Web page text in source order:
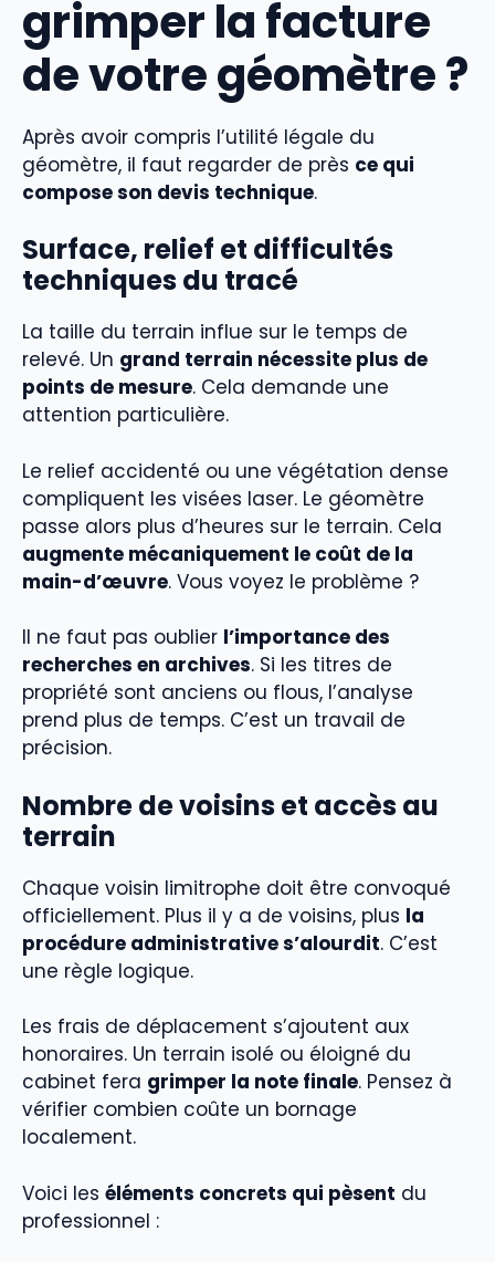
grimper la facture
de votre géomètre ?
Après avoir compris l’utilité légale du
géomètre, il faut regarder de près ce qui
compose son devis technique.
Surface, relief et difficultés
techniques du tracé
La taille du terrain influe sur le temps de
relevé. Un grand terrain nécessite plus de
points de mesure. Cela demande une
attention particulière.
Le relief accidenté ou une végétation dense
compliquent les visées laser. Le géomètre
passe alors plus d’heures sur le terrain. Cela
augmente mécaniquement le coût de la
main-d’œuvre. Vous voyez le problème ?
Il ne faut pas oublier l’importance des
recherches en archives. Si les titres de
propriété sont anciens ou flous, l’analyse
prend plus de temps. C’est un travail de
précision.
Nombre de voisins et accès au
terrain
Chaque voisin limitrophe doit être convoqué
officiellement. Plus il y a de voisins, plus la
procédure administrative s’alourdit. C’est
une règle logique.
Les frais de déplacement s’ajoutent aux
honoraires. Un terrain isolé ou éloigné du
cabinet fera grimper la note finale. Pensez à
vérifier combien coûte un bornage
localement.
Voici les éléments concrets qui pèsent du
professionnel :